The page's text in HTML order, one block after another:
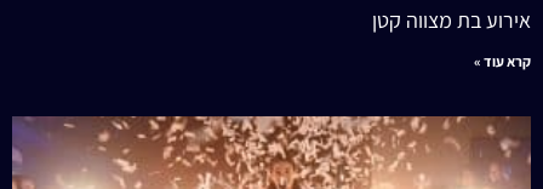
אירוע בת מצווה קטן
קרא עוד »